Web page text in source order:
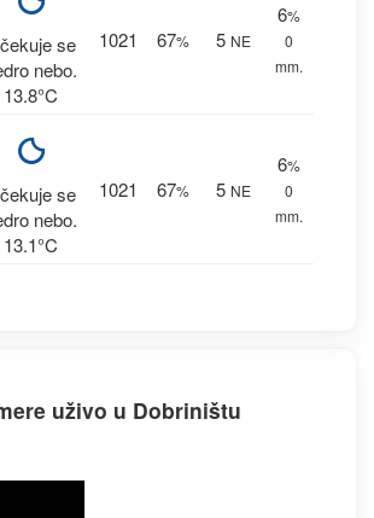
se
nebo.
13.8°C
1021 67% 5 NE
6%
0
mm.
se
nebo.
13.1°C
1021 67% 5 NE
6%
0
mm.
uživo u Dobriništu